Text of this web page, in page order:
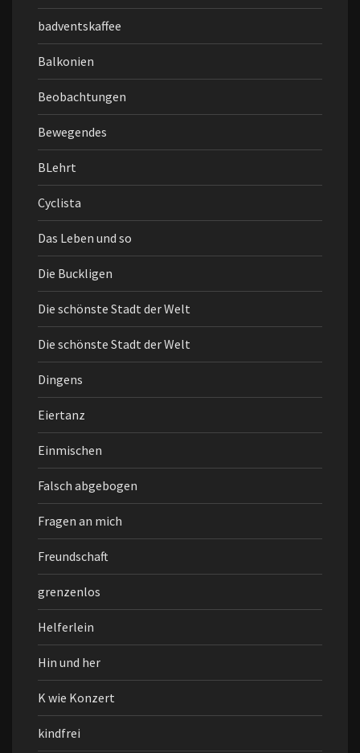
badventskaffee
Balkonien
Beobachtungen
Bewegendes
BLehrt
Cyclista
Das Leben und so
Die Buckligen
Die schönste Stadt der Welt
Die schönste Stadt der Welt
Dingens
Eiertanz
Einmischen
Falsch abgebogen
Fragen an mich
Freundschaft
grenzenlos
Helferlein
Hin und her
K wie Konzert
kindfrei